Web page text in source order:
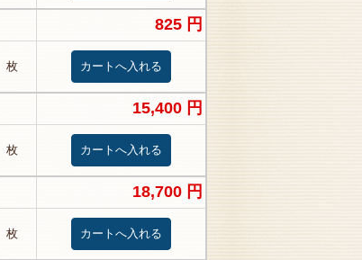
825 円
枚
15,400 円
枚
18,700 円
枚